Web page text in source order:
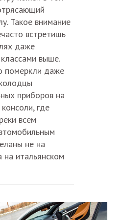
Такое внимание
встретишь
даже
выше.
померкли даже
приборов на
где
всем
не на
на итальянском